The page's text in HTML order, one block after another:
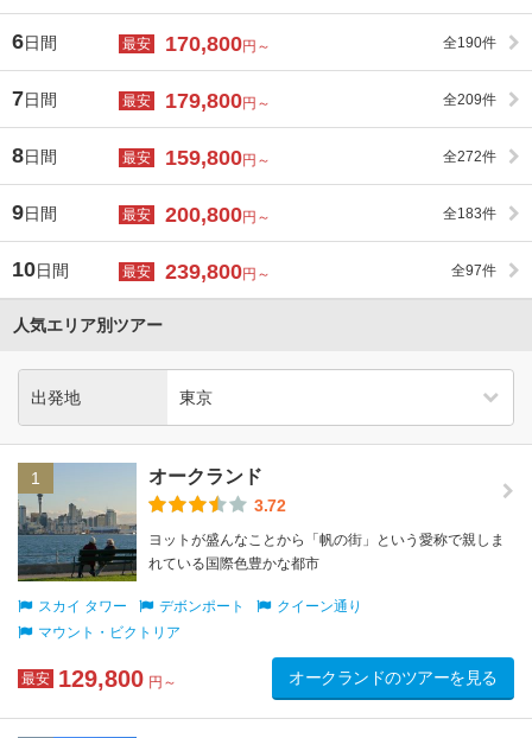
6日間 最安 170,800円～ 全190件
7日間 最安 179,800円～ 全209件
8日間 最安 159,800円～ 全272件
9日間 最安 200,800円～ 全183件
10日間 最安 239,800円～ 全97件
人気エリア別ツアー
出発地
1 オークランド
3.72
ヨットが盛んなことから「帆の街」という愛称で親しま
れている国際色豊かな都市
スカイ タワー デボンポート
クイーン通り
マウント・ビクトリア
最安 129,800 円～ オークランドのツアーを見る